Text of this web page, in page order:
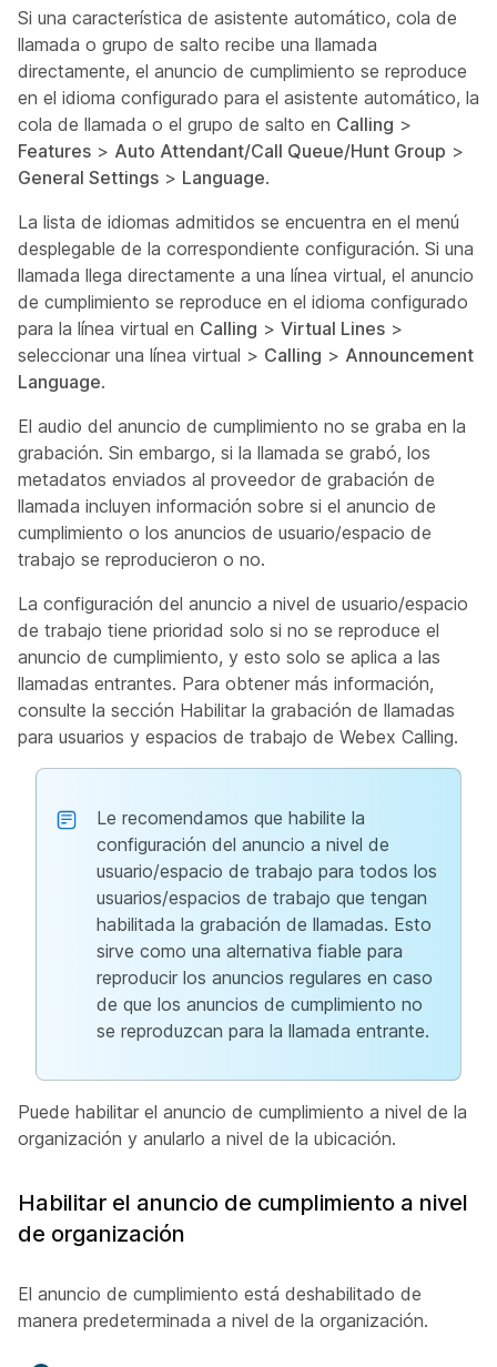
Si una característica de asistente automático, cola de
llamada o grupo de salto recibe una llamada
directamente, el anuncio de cumplimiento se reproduce
en el idioma configurado para el asistente automático, la
cola de llamada o el grupo de salto en Calling >
Features > Auto Attendant/Call Queue/Hunt Group >
General Settings > Language.
La lista de idiomas admitidos se encuentra en el menú
desplegable de la correspondiente configuración. Si una
llamada llega directamente a una línea virtual, el anuncio
de cumplimiento se reproduce en el idioma configurado
para la línea virtual en Calling > Virtual Lines >
seleccionar una línea virtual > Calling > Announcement
Language.
El audio del anuncio de cumplimiento no se graba en la
grabación. Sin embargo, si la llamada se grabó, los
metadatos enviados al proveedor de grabación de
llamada incluyen información sobre si el anuncio de
cumplimiento o los anuncios de usuario/espacio de
trabajo se reproducieron o no.
La configuración del anuncio a nivel de usuario/espacio
de trabajo tiene prioridad solo si no se reproduce el
anuncio de cumplimiento, y esto solo se aplica a las
llamadas entrantes. Para obtener más información,
consulte la sección Habilitar la grabación de llamadas
para usuarios y espacios de trabajo de Webex Calling.
Le recomendamos que habilite la
configuración del anuncio a nivel de
usuario/espacio de trabajo para todos los
usuarios/espacios de trabajo que tengan
habilitada la grabación de llamadas. Esto
sirve como una alternativa fiable para
reproducir los anuncios regulares en caso
de que los anuncios de cumplimiento no
se reproduzcan para la llamada entrante.
Puede habilitar el anuncio de cumplimiento a nivel de la
organización y anularlo a nivel de la ubicación.
Habilitar el anuncio de cumplimiento a nivel
de organización
El anuncio de cumplimiento está deshabilitado de
manera predeterminada a nivel de la organización.